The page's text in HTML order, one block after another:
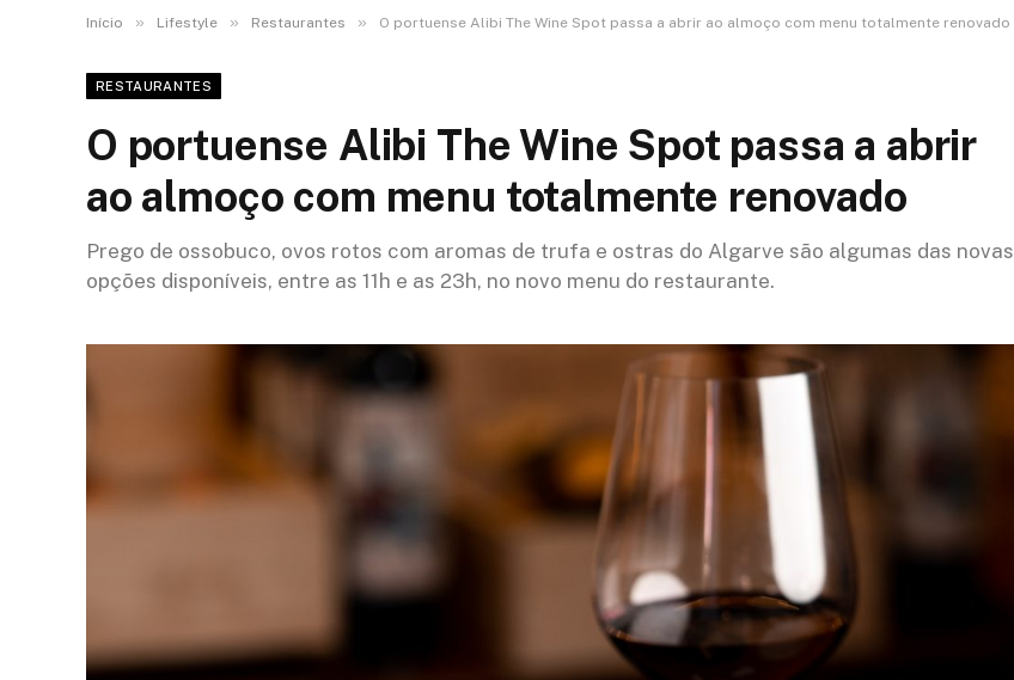
Início » Lifestyle » Restaurantes » O portuense Alibi The Wine Spot passa a abrir ao almoço com menu totalmente renovado
RESTAURANTES
O portuense Alibi The Wine Spot passa a abrir
ao almoço com menu totalmente renovado
Prego de ossobuco, ovos rotos com aromas de trufa e ostras do Algarve são algumas das novas
opções disponíveis, entre as 11h e as 23h, no novo menu do restaurante.